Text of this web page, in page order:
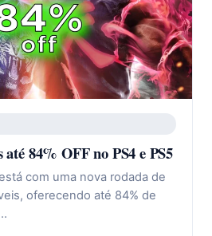
84% OFF no PS4 e PS5
com uma nova rodada de
oferecendo até 84% de